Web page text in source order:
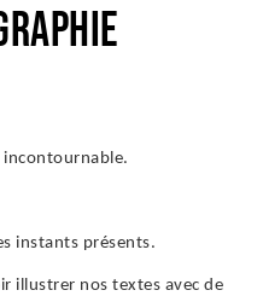
incontournable.
instants présents.
illustrer nos textes avec de